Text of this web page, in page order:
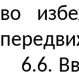
во
6.6.